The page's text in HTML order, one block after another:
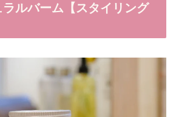
ルバーム【スタイリング